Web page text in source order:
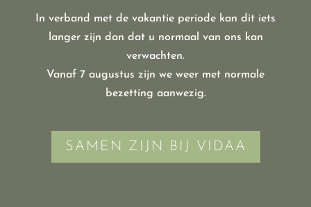
In verband met de vakantie periode kan dit iets
langer zijn dan dat u normaal van ons kan
verwachten.
Vanaf 7 augustus zijn we weer met normale
bezetting aanwezig.
SAMEN ZIJN BIJ VIDAA